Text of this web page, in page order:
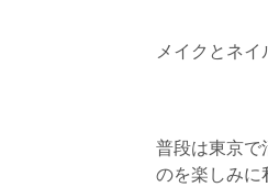
メイクとネイ
普段は東京で
のを楽しみ